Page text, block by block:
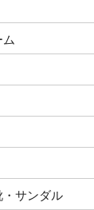
サンダル